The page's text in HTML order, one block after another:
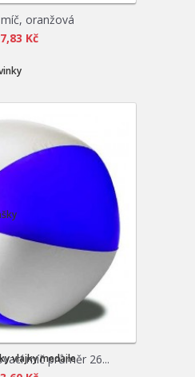
vlajky medaile
oranžová
Kč
míč průměr 26...